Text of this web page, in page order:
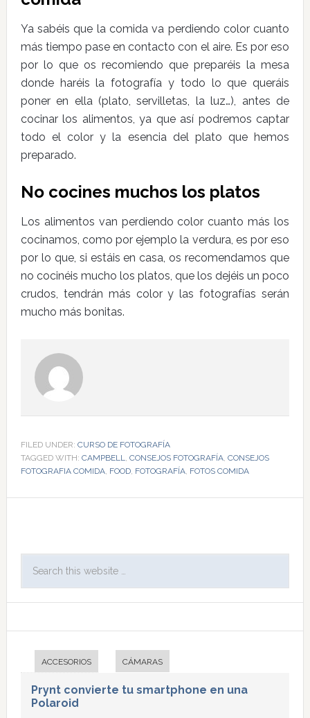
Ya sabéis que la comida va perdiendo color cuanto
más tiempo pase en contacto con el aire. Es por eso
por lo que os recomiendo que preparéis la mesa
donde haréis la fotografía y todo lo que queráis
poner en ella (plato, servilletas, la luz…), antes de
cocinar los alimentos, ya que así podremos captar
todo el color y la esencia del plato que hemos
preparado.
No cocines muchos los platos
Los alimentos van perdiendo color cuanto más los
cocinamos, como por ejemplo la verdura, es por eso
por lo que, si estáis en casa, os recomendamos que
no cocinéis mucho los platos, que los dejéis un poco
crudos, tendrán más color y las fotografías serán
mucho más bonitas.
FILED UNDER: CURSO DE FOTOGRAFÍA
TAGGED WITH: CAMPBELL, CONSEJOS FOTOGRAFÍA, CONSEJOS
FOTOGRAFIA COMIDA, FOOD, FOTOGRAFÍA, FOTOS COMIDA
ACCESORIOS CÁMARAS
Prynt convierte tu smartphone en una
Polaroid